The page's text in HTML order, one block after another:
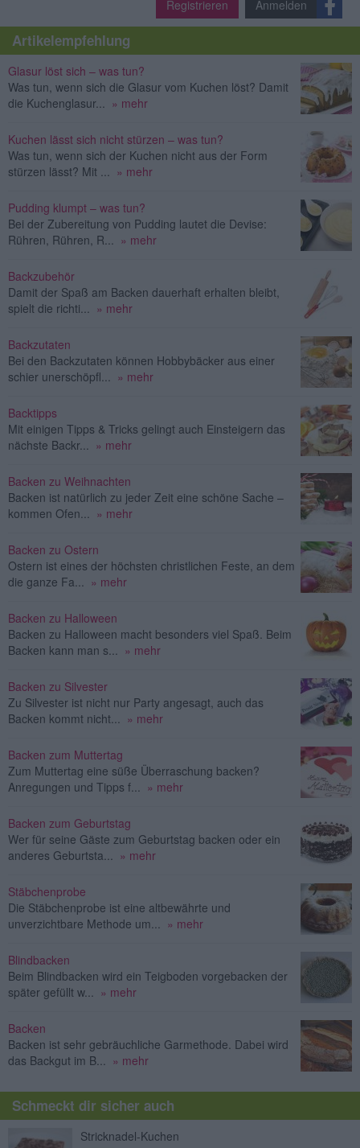
Registrieren Anmelden
Artikelempfehlung
Glasur löst sich – was tun?
Was tun, wenn sich die Glasur vom Kuchen löst? Damit
die Kuchenglasur...
» mehr
Kuchen lässt sich nicht stürzen – was tun?
Was tun, wenn sich der Kuchen nicht aus der Form
stürzen lässt? Mit ...
» mehr
Pudding klumpt – was tun?
Bei der Zubereitung von Pudding lautet die Devise:
Rühren, Rühren, R...
» mehr
Backzubehör
Damit der Spaß am Backen dauerhaft erhalten bleibt,
spielt die richti...
» mehr
Backzutaten
Bei den Backzutaten können Hobbybäcker aus einer
schier unerschöpfl...
» mehr
Backtipps
Mit einigen Tipps & Tricks gelingt auch Einsteigern das
nächste Backr...
» mehr
Backen zu Weihnachten
Backen ist natürlich zu jeder Zeit eine schöne Sache –
kommen Ofen...
» mehr
Backen zu Ostern
Ostern ist eines der höchsten christlichen Feste, an dem
die ganze Fa...
» mehr
Backen zu Halloween
Backen zu Halloween macht besonders viel Spaß. Beim
Backen kann man s...
» mehr
Backen zu Silvester
Zu Silvester ist nicht nur Party angesagt, auch das
Backen kommt nicht...
» mehr
Backen zum Muttertag
Zum Muttertag eine süße Überraschung backen?
Anregungen und Tipps f...
» mehr
Backen zum Geburtstag
Wer für seine Gäste zum Geburtstag backen oder ein
anderes Geburtsta...
» mehr
Stäbchenprobe
Die Stäbchenprobe ist eine altbewährte und
unverzichtbare Methode um...
» mehr
Blindbacken
Beim Blindbacken wird ein Teigboden vorgebacken der
später gefüllt w...
» mehr
Backen
Backen ist sehr gebräuchliche Garmethode. Dabei wird
das Backgut im B...
» mehr
Schmeckt dir sicher auch
Stricknadel-Kuchen